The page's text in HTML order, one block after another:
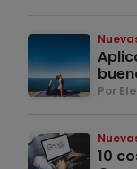
Por
10